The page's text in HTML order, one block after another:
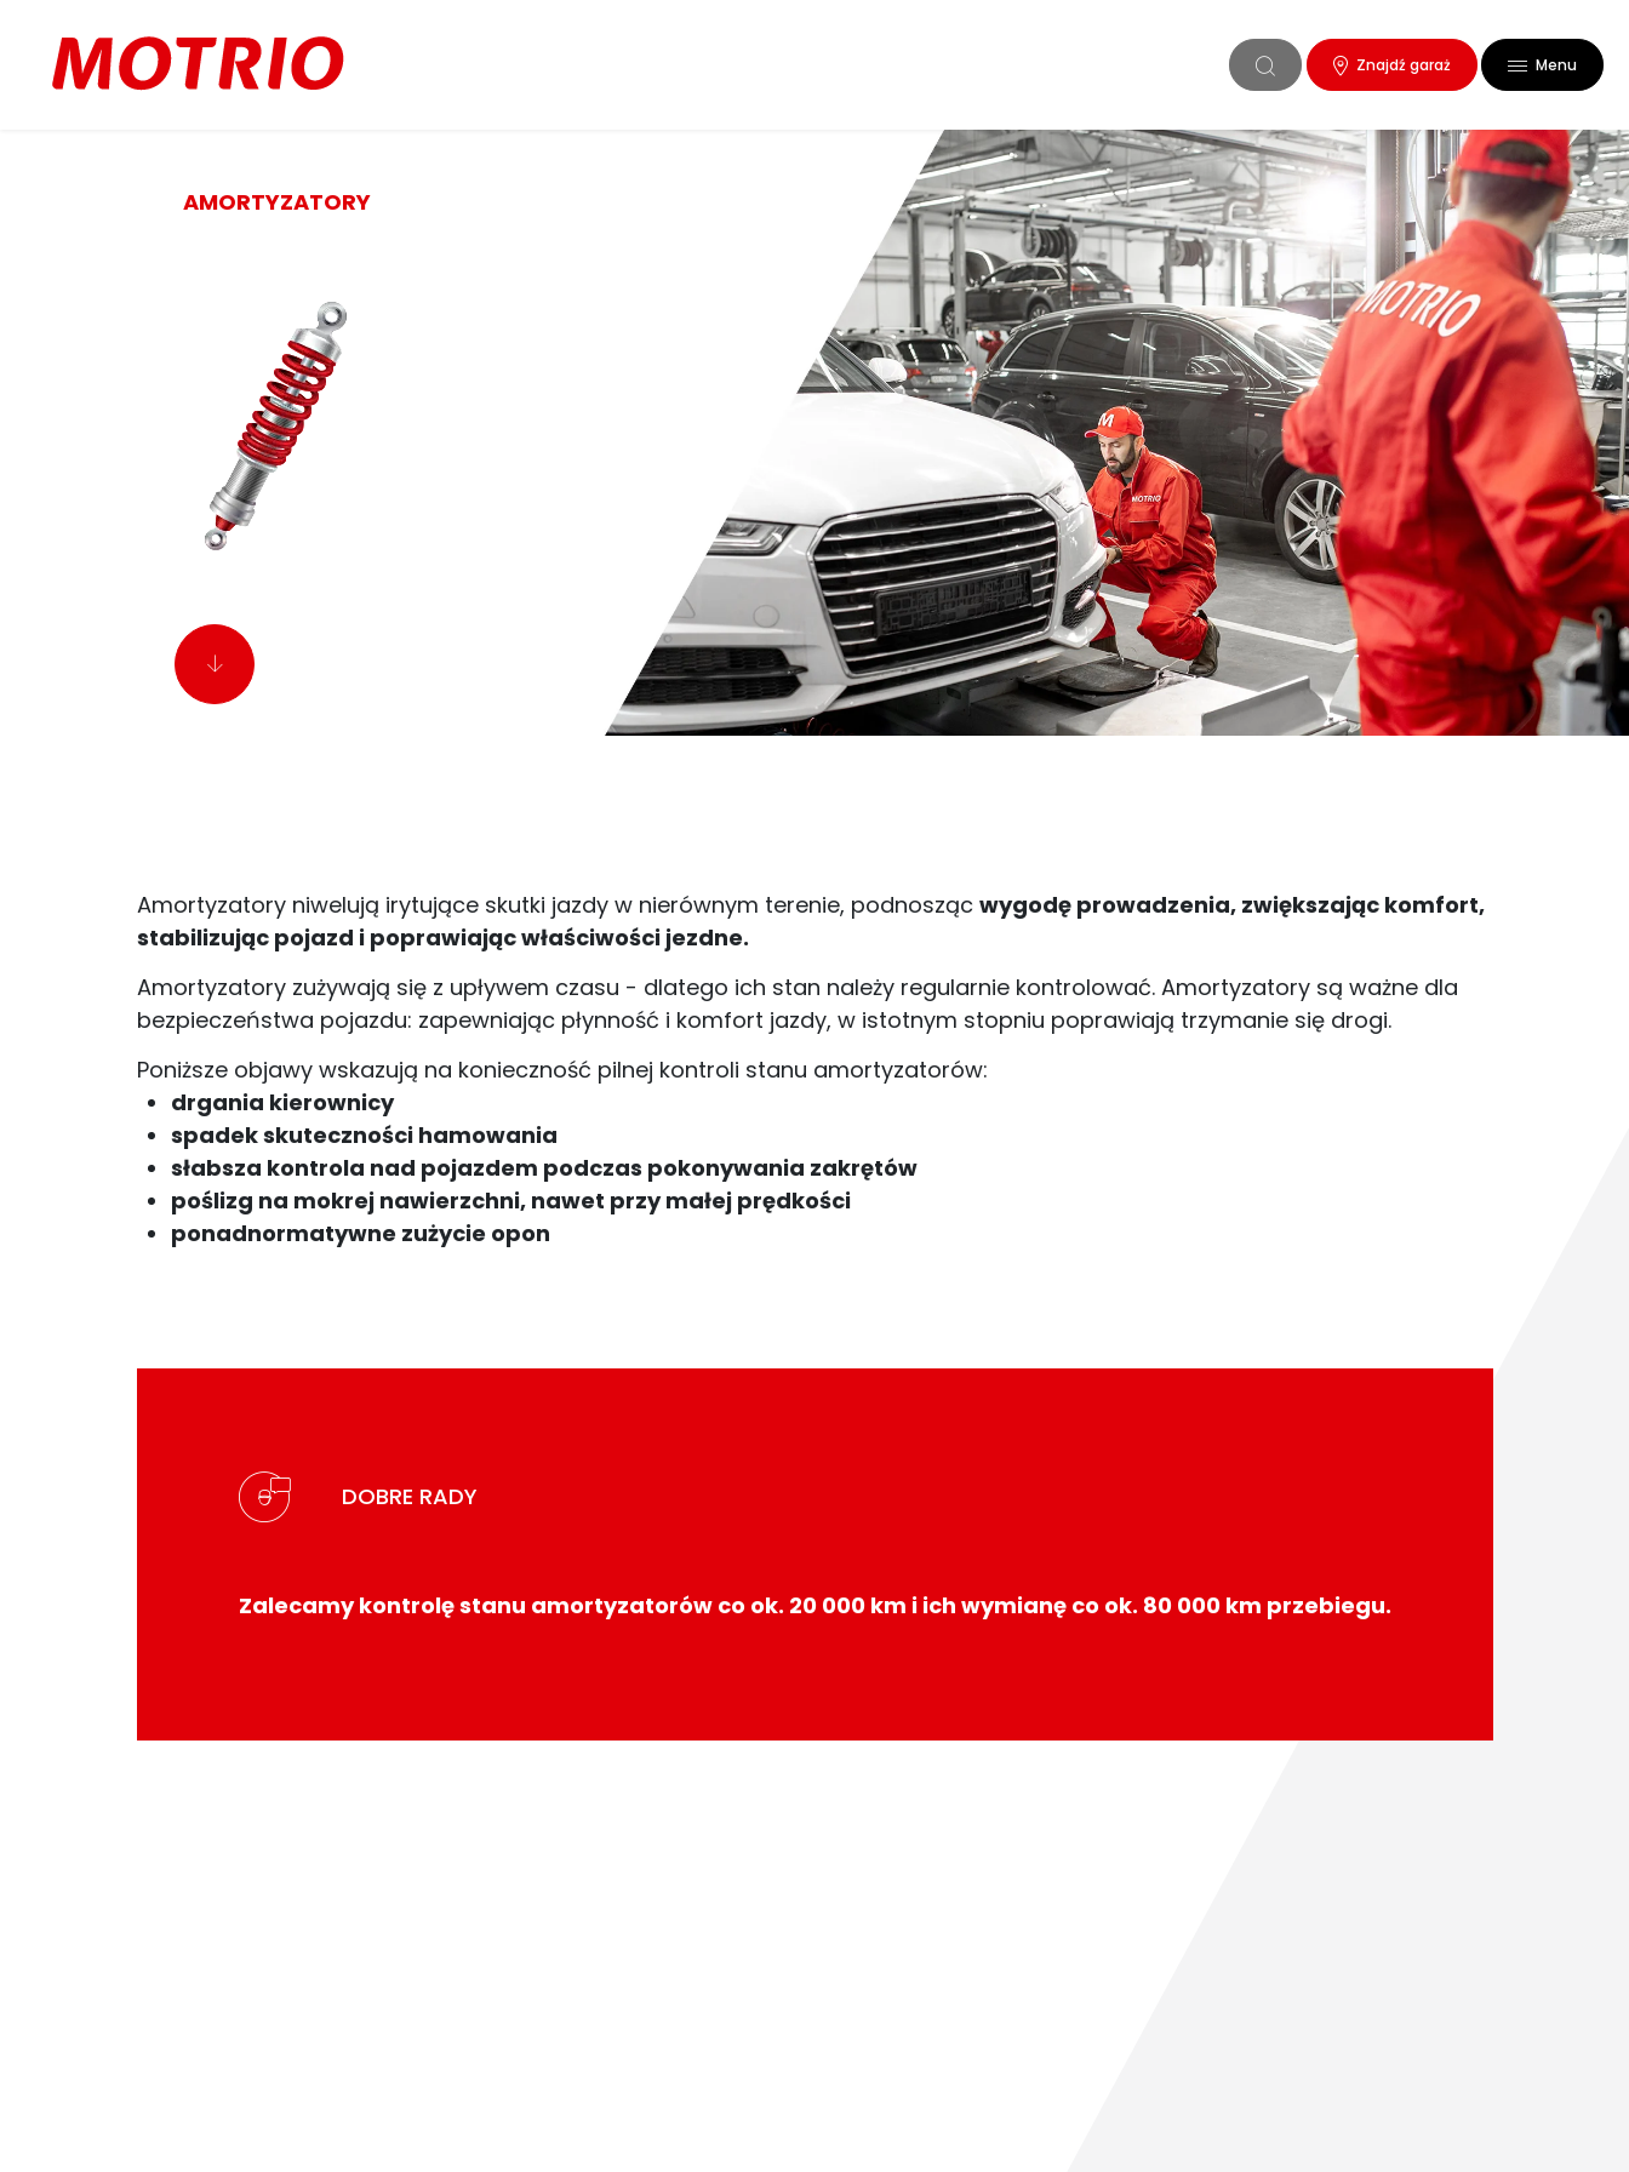
Znajdź garaż Menu
AMORTYZATORY
Amortyzatory niwelują irytujące skutki jazdy w nierównym terenie, podnosząc wygodę prowadzenia, zwiększając komfort,
stabilizując pojazd i poprawiając właściwości jezdne.
Amortyzatory zużywają się z upływem czasu - dlatego ich stan należy regularnie kontrolować. Amortyzatory są ważne dla
bezpieczeństwa pojazdu: zapewniając płynność i komfort jazdy, w istotnym stopniu poprawiają trzymanie się drogi.
Poniższe objawy wskazują na konieczność pilnej kontroli stanu amortyzatorów:
drgania kierownicy
spadek skuteczności hamowania
słabsza kontrola nad pojazdem podczas pokonywania zakrętów
poślizg na mokrej nawierzchni, nawet przy małej prędkości
ponadnormatywne zużycie opon
DOBRE RADY
Zalecamy kontrolę stanu amortyzatorów co ok. 20 000 km i ich wymianę co ok. 80 000 km przebiegu.